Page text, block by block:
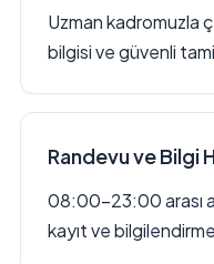
Uzman kadromuzla
bilgisi ve güvenli
Randevu ve Bilgi
08:00–23:00 arası
kayıt ve